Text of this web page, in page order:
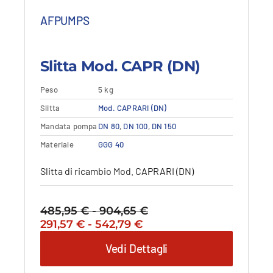
Questo
prodotto
ha
Le
opzioni
essere
scelte
pagina
AFPUMPS
Slitta Mod. CAPR (DN)
Peso
5 kg
Slitta
Mod. CAPRARI (DN)
Mandata pompa DN 80, DN 100, DN 150
Materiale
GGG 40
Slitta di ricambio Mod. CAPRARI (DN)
485,95€ - 904,65€Fascia
da
485,95 €
Il
era:
291,57 € - 542,79 €Fascia
prezzo:
da
Il
attuale
è:
Vedi Dettagli